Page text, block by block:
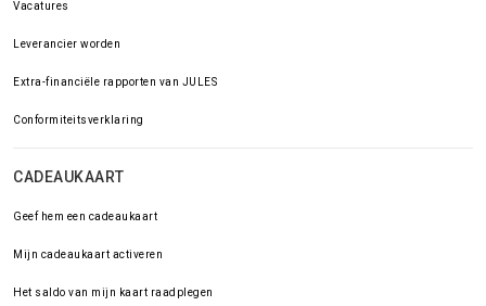
Vacatures
Leverancier worden
Extra-financiële rapporten van JULES
Conformiteitsverklaring
CADEAUKAART
Geef hem een cadeaukaart
Mijn cadeaukaart activeren
Het saldo van mijn kaart raadplegen